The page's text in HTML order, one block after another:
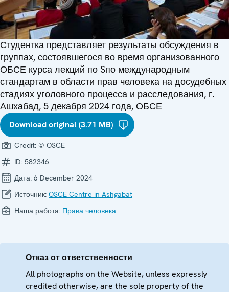
Студентка представляет результаты обсуждения в
группах, состоявшегося во время организованного
ОБСЕ курса лекций по Sпо международным
стандартам в области прав человека на досудебных
стадиях уголовного процесса и расследования, г.
Ашхабад, 5 декабря 2024 года, ОБСЕ
Download original (3.71 MB)
Credit: © OSCE
ID: 582346
Дата: 6 December 2024
Источник: OSCE Centre in Ashgabat
Наша работа: Права человека
Отказ от ответственности
All photographs on the Website, unless expressly
credited otherwise, are the sole property of the